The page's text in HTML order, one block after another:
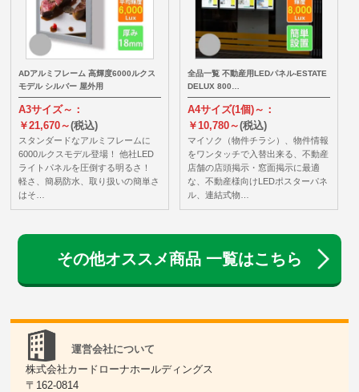
ADアルミフレーム 高輝度6000ルクス
モデル シルバー 屋外用
A3サイズ～：
￥21,670～(税込)
スタンダードなアルミフレームに
6000ルクスモデル登場！ 他社LED
ライトパネルを圧倒する明るさ！
軽さ、簡易防水、取り扱いの簡単さ
はそ…
全品一覧 不動産用LEDパネル-ESTATE
DELUX 800…
A4サイズ(1個)～：
￥10,780～(税込)
マイソク（物件チラシ）、物件情報
をワンタッチで入替出来る、不動産
店舗の店頭掲示・窓面掲示に最適
な、不動産様向けLEDポスターパネ
ル、連結式物…
その他オススメ商品 一覧はこちら
運営会社について
株式会社カードローナホールディングス
〒162-0814